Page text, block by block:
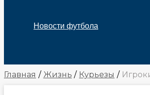
Новости футбола
Главная Жизнь Курьезы